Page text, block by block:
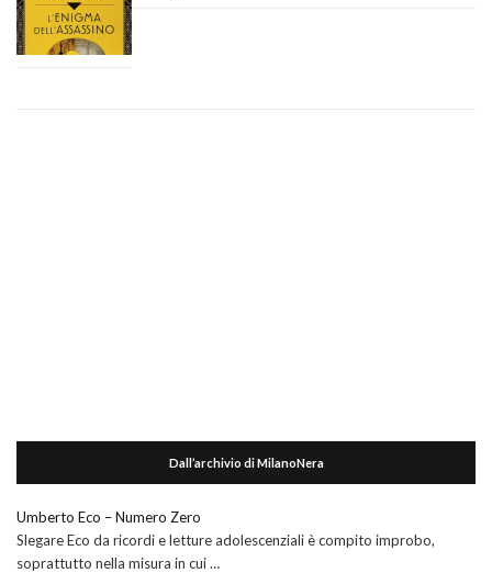
Dall’archivio di MilanoNera
Umberto Eco – Numero Zero
Slegare Eco da ricordi e letture adolescenziali è compito improbo,
soprattutto nella misura in cui …